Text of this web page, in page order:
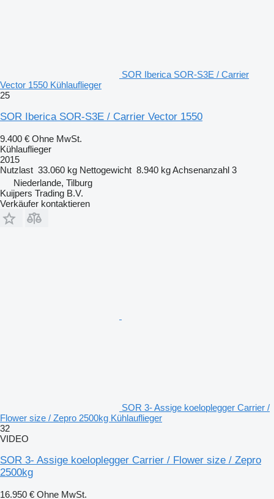
SOR Iberica SOR-S3E / Carrier
Vector 1550 Kühlauflieger
25
SOR Iberica SOR-S3E / Carrier Vector 1550
9.400 € Ohne MwSt.
Kühlauflieger
2015
Nutzlast 33.060 kg Nettogewicht 8.940 kgAchsenanzahl 3
Niederlande, Tilburg
Kuijpers Trading B.V.
Verkäufer kontaktieren
SOR 3- Assige koeloplegger Carrier /
Flower size / Zepro 2500kg Kühlauflieger
32
VIDEO
SOR 3- Assige koeloplegger Carrier / Flower size / Zepro
2500kg
16.950 € Ohne MwSt.